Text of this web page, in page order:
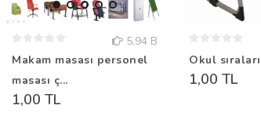
5.94 B
Makam masası personel
masası ç...
1,00 TL
Okul sıraları
1,00 TL